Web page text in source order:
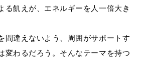
る飢えが、エネルギーを人一倍大き
間違えないよう、周囲がサポートす
変わるだろう。そんなテーマを持つ